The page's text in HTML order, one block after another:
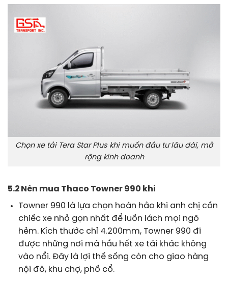
Chọn xe tải Tera Star Plus khi muốn đầu tư lâu dài, mở
rộng kinh doanh
5.2 Nên mua Thaco Towner 990 khi
Towner 990 là lựa chọn hoàn hảo khi anh chị cần
chiếc xe nhỏ gọn nhất để luồn lách mọi ngõ
hẻm. Kích thước chỉ 4.200mm, Towner 990 đi
được những nơi mà hầu hết xe tải khác không
vào nổi. Đây là lợi thế sống còn cho giao hàng
nội đô, khu chợ, phố cổ.